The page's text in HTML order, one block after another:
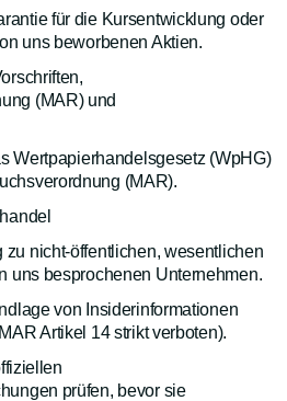
für die Kursentwicklung oder
uns beworbenen Aktien.
(MAR) und
Wertpapierhandelsgesetz (WpHG)
(MAR).
nicht-öffentlichen, wesentlichen
uns besprochenen Unternehmen.
von Insiderinformationen
Artikel 14 strikt verboten).
prüfen, bevor sie